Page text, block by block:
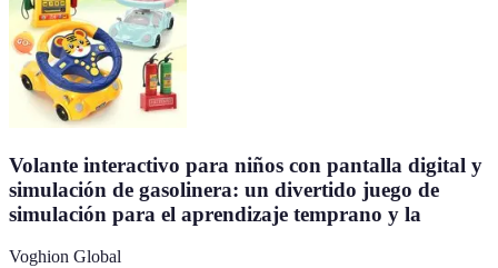
Volante interactivo para niños con pantalla digital y
simulación de gasolinera: un divertido juego de
simulación para el aprendizaje temprano y la
Voghion Global